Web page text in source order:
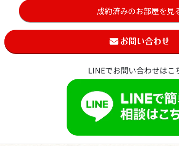
成約済みのお部屋を見
LINEでお問い合わせはこ